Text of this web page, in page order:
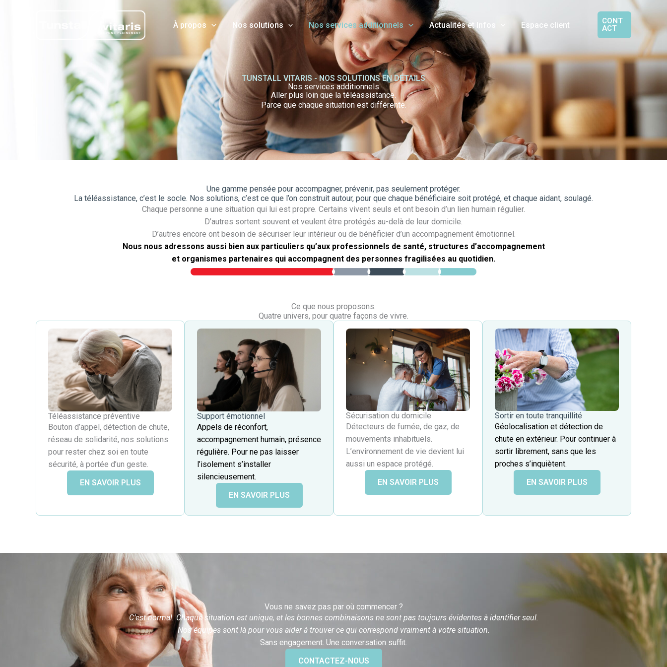
À propos Nos solutions Nos services additionnels Actualités et Infos Espace client
CONT
ACT
TUNSTALL VITARIS - NOS SOLUTIONS EN DÉTAILS
Nos services additionnels
Aller plus loin que la téléassistance.
Parce que chaque situation est différente.
Une gamme pensée pour accompagner, prévenir, pas seulement protéger.
La téléassistance, c’est le socle. Nos solutions, c’est ce que l’on construit autour, pour que chaque bénéficiaire soit protégé, et chaque aidant, soulagé.
Chaque personne a une situation qui lui est propre. Certains vivent seuls et ont besoin d’un lien humain régulier.
D’autres sortent souvent et veulent être protégés au-delà de leur domicile.
D’autres encore ont besoin de sécuriser leur intérieur ou de bénéficier d’un accompagnement émotionnel.
Nous nous adressons aussi bien aux particuliers qu’aux professionnels de santé, structures d’accompagnement
et organismes partenaires qui accompagnent des personnes fragilisées au quotidien.
Ce que nous proposons.​
Quatre univers, pour quatre façons de vivre.
Téléassistance préventive
Bouton d’appel, détection de chute,
réseau de solidarité, nos solutions
pour rester chez soi en toute
sécurité, à portée d’un geste.
EN SAVOIR PLUS
Support émotionnel
Appels de réconfort,
accompagnement humain, présence
régulière. Pour ne pas laisser
l’isolement s’installer
silencieusement.
EN SAVOIR PLUS
Sécurisation du domicile​
Détecteurs de fumée, de gaz, de
mouvements inhabituels.
L’environnement de vie devient lui
aussi un espace protégé.
EN SAVOIR PLUS
Sortir en toute tranquillité ​
Géolocalisation et détection de
chute en extérieur. Pour continuer à
sortir librement, sans que les
proches s’inquiètent.
EN SAVOIR PLUS
Vous ne savez pas par où commencer ?
C’est normal. Chaque situation est unique, et les bonnes combinaisons ne sont pas toujours évidentes à identifier seul.
Nos équipes sont là pour vous aider à trouver ce qui correspond vraiment à votre situation.
Sans engagement. Une conversation suffit.
CONTACTEZ-NOUS